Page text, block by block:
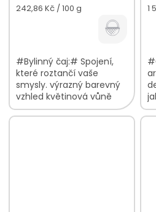
Měrná
242,86 Kč / 100 g
#Bylinný čaj:# Spojení,
které roztančí vaše
smysly. výrazný barevný
vzhled květinová vůně
lehce kyselkavá chuť s
nasládlými podtóny V
1